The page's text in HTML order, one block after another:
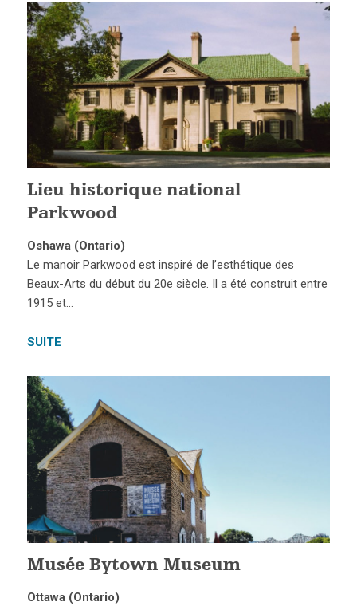
Lieu historique national
Parkwood
Oshawa (Ontario)
Le manoir Parkwood est inspiré de l’esthétique des
Beaux-Arts du début du 20e siècle. Il a été construit entre
1915 et…
SUITE
Musée Bytown Museum
Ottawa (Ontario)